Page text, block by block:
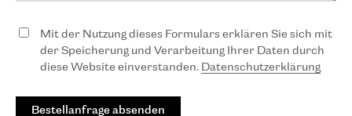
Mit der Nutzung dieses Formulars erklären Sie sich mit
der Speicherung und Verarbeitung Ihrer Daten durch
diese Website einverstanden. Datenschutzerklärung